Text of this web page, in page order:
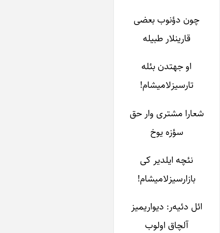
چون دؤنوب بعضی
قارین­لار طبیله
او جهتدن بئله
تارسیزلامیشام!
شعارا مشتری وار حق
سؤزه یوخ
نئچه ایل­دیر کی
بازارسیزلامیشام!
ائل دئیه­‌ر: دیواریمیز
آلچاق اولوب